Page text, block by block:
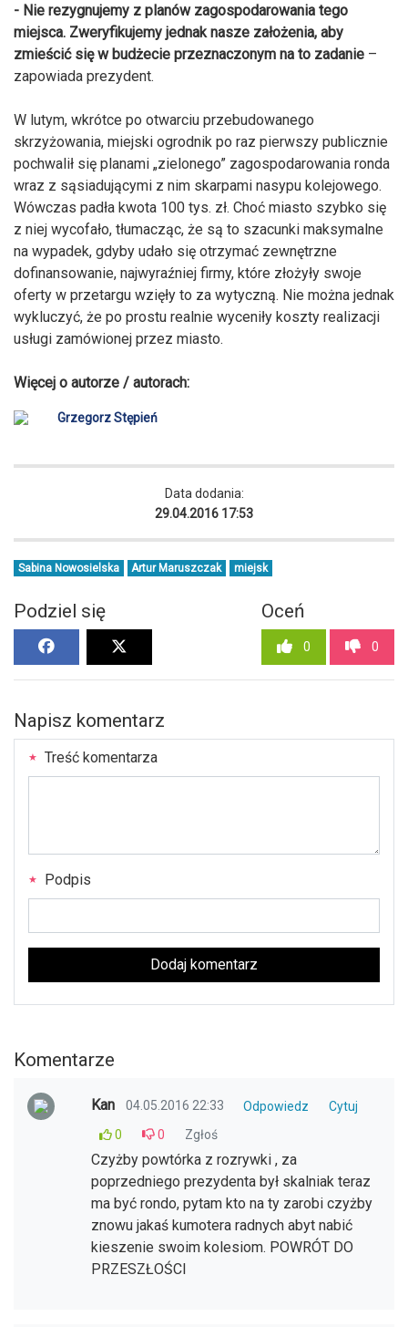
- Nie rezygnujemy z planów zagospodarowania tego
miejsca. Zweryfikujemy jednak nasze założenia, aby
zmieścić się w budżecie przeznaczonym na to zadanie –
zapowiada prezydent.
W lutym, wkrótce po otwarciu przebudowanego
skrzyżowania, miejski ogrodnik po raz pierwszy publicznie
pochwalił się planami „zielonego” zagospodarowania ronda
wraz z sąsiadującymi z nim skarpami nasypu kolejowego.
Wówczas padła kwota 100 tys. zł. Choć miasto szybko się
z niej wycofało, tłumacząc, że są to szacunki maksymalne
na wypadek, gdyby udało się otrzymać zewnętrzne
dofinansowanie, najwyraźniej firmy, które złożyły swoje
oferty w przetargu wzięły to za wytyczną. Nie można jednak
wykluczyć, że po prostu realnie wyceniły koszty realizacji
usługi zamówionej przez miasto.
Więcej o autorze / autorach:
Grzegorz Stępień
Data dodania:
29.04.2016 17:53
Sabina Nowosielska Artur Maruszczak miejsk
Podziel się Oceń
0 0
Napisz komentarz
Treść komentarza
Podpis
Dodaj komentarz
Komentarze
Kan 04.05.2016 22:33 Odpowiedz
Cytuj
0
0 Zgłoś
Czyżby powtórka z rozrywki , za
poprzedniego prezydenta był skalniak teraz
ma być rondo, pytam kto na ty zarobi czyżby
znowu jakaś kumotera radnych abyt nabić
kieszenie swoim kolesiom. POWRÓT DO
PRZESZŁOŚCI